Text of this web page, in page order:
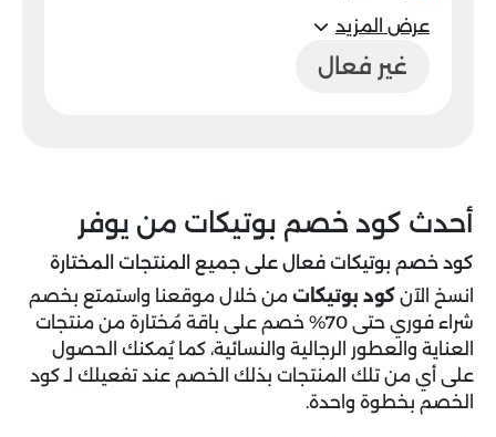
عرض المزيد
غير فعال
أحدث كود خصم بوتيكات من يوفر
كود خصم بوتيكات فعال على جميع المنتجات المختارة
انسخ الآن كود بوتيكات من خلال موقعنا واستمتع بخصم
شراء فوري حتى 70% خصم على باقة مُختارة من منتجات
العناية والعطور الرجالية والنسائية، كما يُمكنك الحصول
على أي من تلك المنتجات بذلك الخصم عند تفعيلك لـ كود
الخصم بخطوة واحدة.